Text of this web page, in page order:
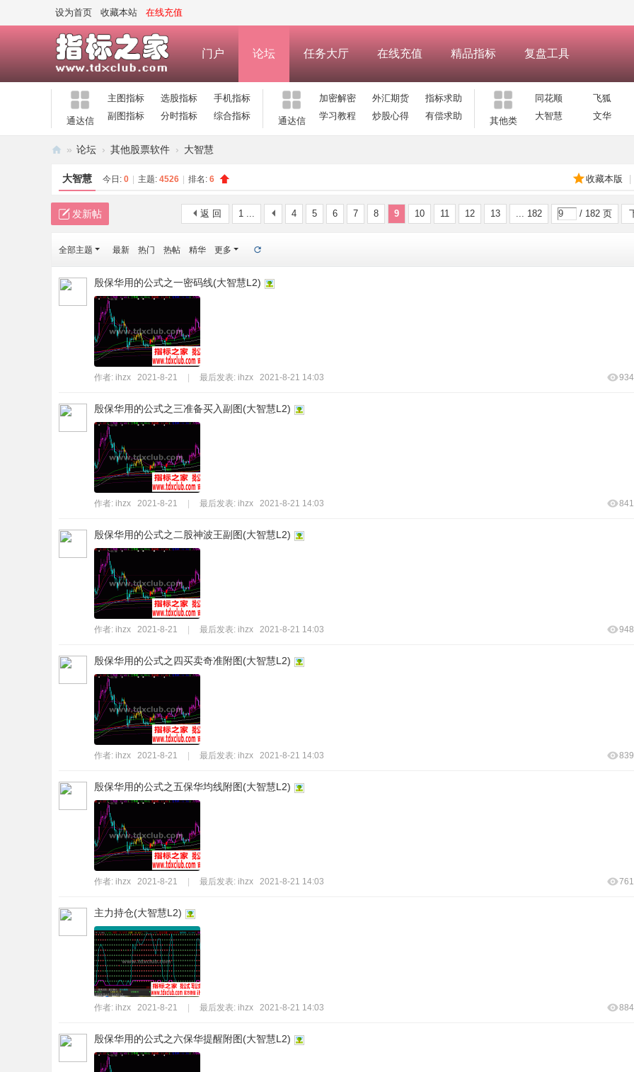
设为首页 收藏本站 在线充值
门户 论坛 任务大厅 在线充值 精品指标 复盘工具
通达信
主图指标 选股指标
手机指标
副图指标
分时指标 综合指标 通达信
加密解密 外汇期货
指标求助
学习教程
炒股心得 有偿求助 其他类
同花顺
飞狐
大智慧
文华
标
之
—
式
码
指
标
» 论坛 › 其他股票软件 › 大智慧
收藏本版
大智慧 今日: 0 主题: 4526 排名: 6
1 ... 4 5 6 7 8 9 10 11 12 13 ... 182 / 182 页
返 回
发新帖
全部主题 最新 热门 热帖 精华 更多
殷保华用的公式之一密码线(大智慧L2)
作者: ihzx 2021-8-21 最后发表: ihzx 2021-8-21 14:03 934
殷保华用的公式之三准备买入副图(大智慧L2)
作者: ihzx 2021-8-21 最后发表: ihzx 2021-8-21 14:03 841
殷保华用的公式之二股神波王副图(大智慧L2)
作者: ihzx 2021-8-21 最后发表: ihzx 2021-8-21 14:03 948
殷保华用的公式之四买卖奇准附图(大智慧L2)
作者: ihzx 2021-8-21 最后发表: ihzx 2021-8-21 14:03 839
殷保华用的公式之五保华均线附图(大智慧L2)
作者: ihzx 2021-8-21 最后发表: ihzx 2021-8-21 14:03 761
主力持仓(大智慧L2)
作者: ihzx 2021-8-21 最后发表: ihzx 2021-8-21 14:03 884
殷保华用的公式之六保华提醒附图(大智慧L2)